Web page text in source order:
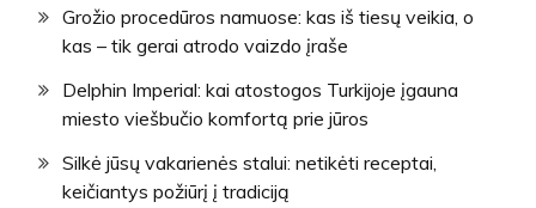
Grožio procedūros namuose: kas iš tiesų veikia, o
kas – tik gerai atrodo vaizdo įraše
Delphin Imperial: kai atostogos Turkijoje įgauna
miesto viešbučio komfortą prie jūros
Silkė jūsų vakarienės stalui: netikėti receptai,
keičiantys požiūrį į tradiciją